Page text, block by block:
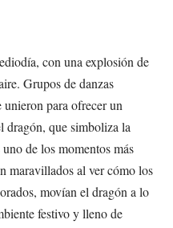
con una explosión de
Grupos de danzas
unieron para ofrecer un
dragón, que simboliza la
de los momentos más
maravillados al ver cómo los
movían el dragón a lo
festivo y lleno de